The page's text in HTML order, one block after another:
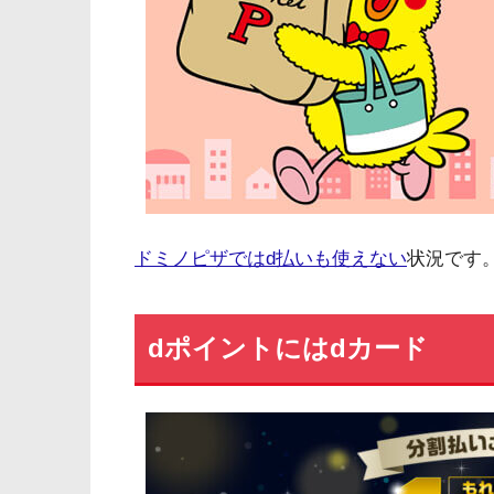
ドミノピザではd払いも使えない状況です
dポイントにはdカード